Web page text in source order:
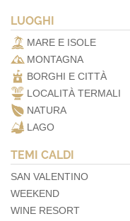
LUOGHI
MARE E ISOLE
MONTAGNA
BORGHI E CITTÀ
LOCALITÀ TERMALI
NATURA
LAGO
TEMI CALDI
SAN VALENTINO
WEEKEND
WINE RESORT